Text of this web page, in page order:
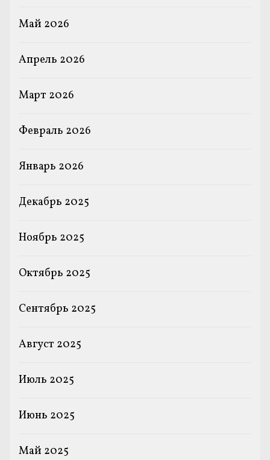
Май 2026
Апрель 2026
Март 2026
Февраль 2026
Январь 2026
Декабрь 2025
Ноябрь 2025
Октябрь 2025
Сентябрь 2025
Август 2025
Июль 2025
Июнь 2025
Май 2025